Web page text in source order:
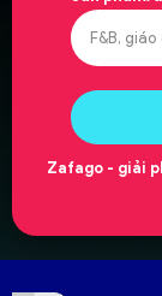
Zafago - giải